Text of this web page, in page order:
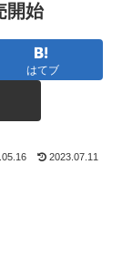
開始
はてブ
2023.07.11